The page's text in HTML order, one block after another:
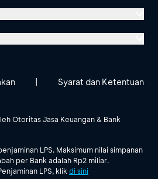
Otoritas Jasa Keuangan & Bank
LPS. Maksimum nilai simpanan
per Bank adalah Rp2 miliar.
LPS, klik di sini
| Syarat dan Ketentuan